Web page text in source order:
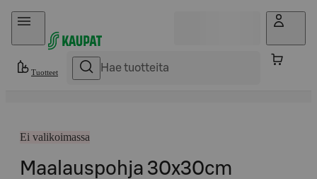
Hyppää sisältöön
Tuotteet
Ei valikoimassa
Maalauspohja 30x30cm